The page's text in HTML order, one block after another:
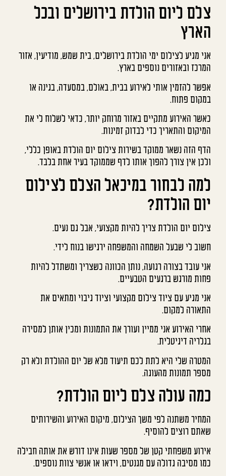
צלם ליום הולדת בירושלים ובכל
הארץ
אני מגיע לצילום ימי הולדת בירושלים, בית שמש, מודיעין, אזור
המרכז ובאזורים נוספים בארץ.
אפשר להזמין אותי לאירוע בבית, באולם, במסעדה, בגינה או
במקום פתוח.
כאשר האירוע מתקיים באזור מרוחק יותר, כדאי לשלוח לי את
המיקום והתאריך כדי לבדוק זמינות.
הדף הזה נשאר ממוקד בשירות צילום יום הולדת באופן כללי,
ולכן אין צורך להפוך אותו לדף שממוקד בעיר אחת בלבד.
למה לבחור במיכאל הצלם לצילום
יום הולדת?
צילום יום הולדת צריך להיות מקצועי, אבל גם נעים.
חשוב לי שבעל השמחה והמשפחה ירגישו בנוח לידי.
אני עובד בצורה רגועה, נותן הכוונה כשצריך ומשתדל להיות
פחות מורגש ברגעים הטבעיים.
אני מגיע עם ציוד צילום מקצועי וציוד גיבוי ומתאים את
התאורה למקום.
אחרי האירוע אני ממיין ועורך את התמונות ומכין אותן למסירה
בגלריה דיגיטלית.
המטרה שלי היא לתת לכם תיעוד מלא של יום ההולדת ולא רק
מספר תמונות מהעוגה.
כמה עולה צלם ליום הולדת?
המחיר משתנה לפי משך הצילום, מיקום האירוע והשירותים
שאתם רוצים להוסיף.
אירוע משפחתי קטן של מספר שעות אינו דורש את אותה חבילה
כמו מסיבה גדולה עם מגנטים, וידאו או אנשי צוות נוספים.